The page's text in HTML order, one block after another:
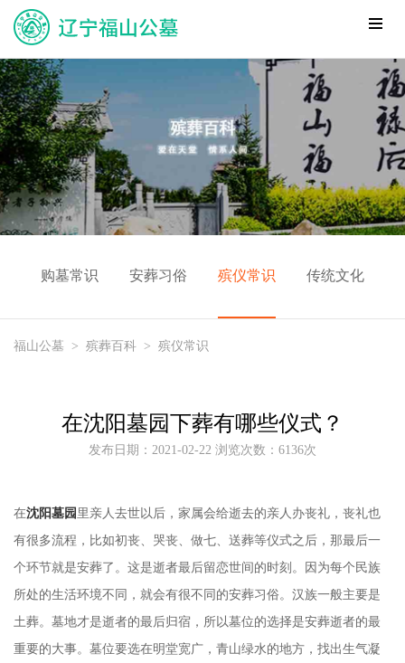
购墓常识 安葬习俗 殡仪常识 传统文化
福山公墓 > 殡葬百科 > 殡仪常识
在沈阳墓园下葬有哪些仪式？
发布日期：2021-02-22 浏览次数：6136次
在沈阳墓园 里亲人去世以后，家属会给逝去的亲人办丧礼，丧礼也
有很多流程，比如初丧、哭丧、做七、送葬等仪式之后，那最后一
个环节就是安葬了。这是逝者最后留恋世间的时刻。因为每个民族
所处的生活环境不同，就会有很不同的安葬习俗。汉族一般主要是
土葬。 墓地才是逝者的最后归宿，所以墓位的选择是安葬逝者的最
重要的大事。墓位要选在明堂宽广，青山绿水的地方，找出生气凝